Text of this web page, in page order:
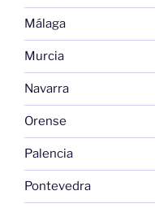
Málaga
Murcia
Navarra
Orense
Palencia
Pontevedra